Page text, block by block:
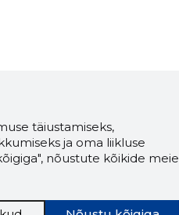
täiustamiseks,
ja oma liikluse
nõustute kõikide meie